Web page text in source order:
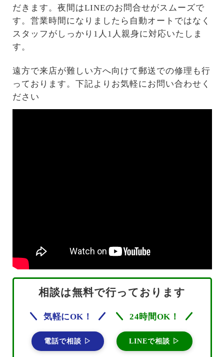
だきます。夜間はLINEのお問合せがスムーズで
す。営業時間になりましたら自動オートではなく
スタッフがしっかり1人1人親身に対応いたしま
す。
遠方で来店が難しい方へ向けて郵送での修理も行
っております。下記よりお気軽にお問い合わせく
ださい
相談は無料で行っております
気軽にOK！
電話で相談 ▷
24時間OK！
LINEで相談 ▷